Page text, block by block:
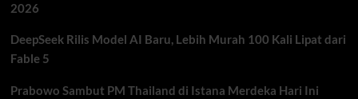
2026
DeepSeek Rilis Model AI Baru, Lebih Murah 100 Kali Lipat dari
Fable 5
Prabowo Sambut PM Thailand di Istana Merdeka Hari Ini